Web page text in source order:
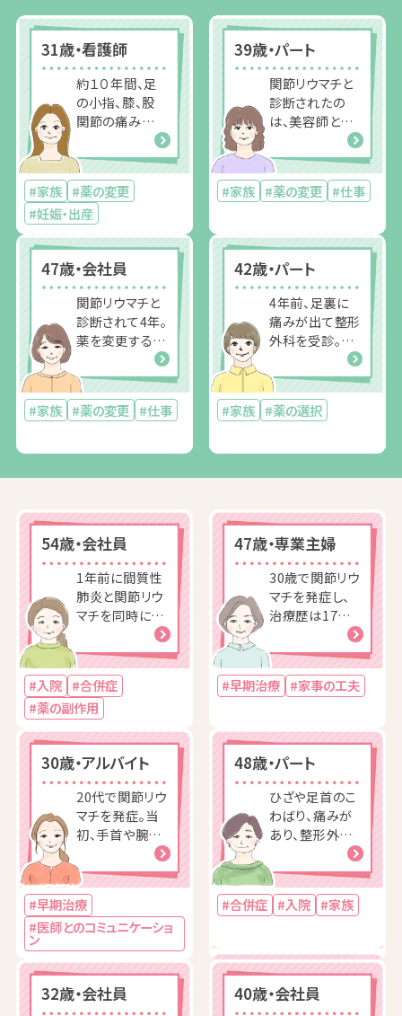
31歳・看護師
約１０年間、足
の小指、膝、股
関節の痛み
が“出てはおさ
まる”を繰り返
す。28歳のとき
に、、、
#家族 #薬の変更
#妊娠・出産
39歳・パート
関節リウマチと
診断されたの
は、美容師とし
て順調にキャリ
アを積んでいた
36歳のとき。、、、
#家族 #薬の変更 #仕事
47歳・会社員
関節リウマチと
診断されて4年。
薬を変更するた
びに副作用が出
て、なかなか治
療薬が決まらな
かった
#家族 #薬の変更 #仕事
42歳・パート
4年前、足裏に
痛みが出て整形
外科を受診。そ
の後しばらくし
たら、膝や肩、肘
と立て続けに痛
みが出た
#家族 #薬の選択
54歳・会社員
1年前に間質性
肺炎と関節リウ
マチを同時に発
症。関節リウマ
チの治療を開始
するものの
#入院 #合併症
#薬の副作用
47歳・専業主婦
30歳で関節リウ
マチを発症し、
治療歴は17年
に。治療は順調
で減薬もしてき
たが
#早期治療 #家事の工夫
30歳・アルバイト
20代で関節リウ
マチを発症。当
初、手首や腕、ひ
り、
#早期治療
#医師とのコミュニケーショ
ン
48歳・パート
ひざや足首のこ
わばり、痛みが
あり、整形外科
を受診。関節リ
ウマチが頭の片
隅にあったもの
の検査を受け
#合併症 #入院 #家族
32歳・会社員 40歳・会社員